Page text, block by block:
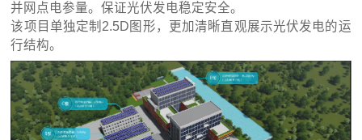
并网点电参量。保证光伏发电稳定安全。
该项目单独定制2.5D图形，更加清晰直观展示光伏发电的运
行结构。